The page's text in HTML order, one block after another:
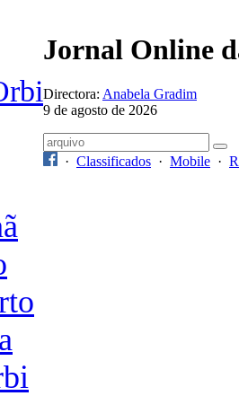
Jornal Online
Directora: Anabela Gradim
9 de agosto de 2026
· Classificados · Mobile ·